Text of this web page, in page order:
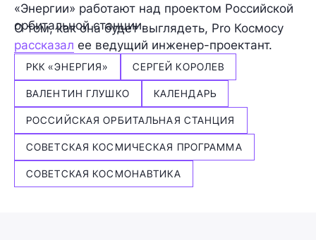
«Энергии» работают над проектом Российской
орбитальной станции.
О том, как она будет выглядеть, Pro Космосу
рассказал ее ведущий инженер-проектант.
РКК «ЭНЕРГИЯ» СЕРГЕЙ КОРОЛЕВ
ВАЛЕНТИН ГЛУШКО КАЛЕНДАРЬ
РОССИЙСКАЯ ОРБИТАЛЬНАЯ СТАНЦИЯ
СОВЕТСКАЯ КОСМИЧЕСКАЯ ПРОГРАММА
СОВЕТСКАЯ КОСМОНАВТИКА